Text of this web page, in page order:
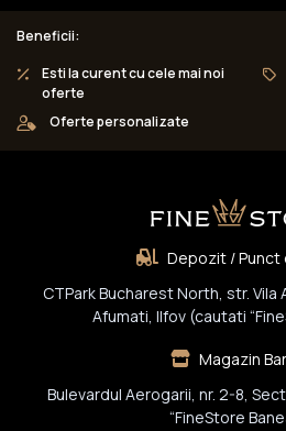
Beneficii:
Esti la curent cu cele mai noi
oferte
Oferte personalizate
Depozit / Punct
CTPark Bucharest North, str. Vila
Afumati, Ilfov (cautati
Magazin
Bulevardul Aerogarii, nr. 2-8,
“FineStore